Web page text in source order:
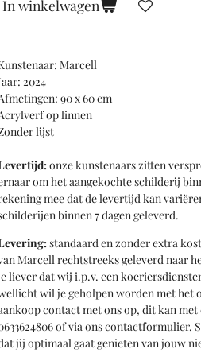
In winkelwagen
Marcell
2024
90 x 60 cm
op linnen
lijst
onze kunstenaars zitten
om het aangekochte schilderij
mee dat de levertijd kan
binnen 7 dagen geleverd.
standaard en zonder extra
Marcell rechtstreeks geleverd naar
liever dat wij i.p.v. een
wil je geholpen worden met het
contact met ons op, dit kan
of via ons contactformulier.
jij optimaal gaat genieten van jouw